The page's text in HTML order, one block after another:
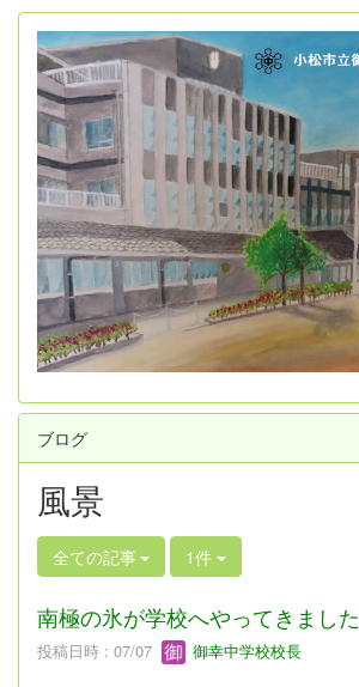
ブログ
風景
全ての記事 1件
南極の氷が学校へやってきました
投稿日時 : 07/07 御幸中学校校長